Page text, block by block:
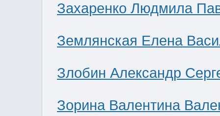
Захаренко Людмила
Землянская Елена
Злобин Александр
Зорина Валентина